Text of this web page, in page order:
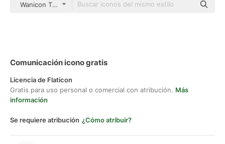
Wanicon Two Tone
Comunicación icono gratis
Licencia de Flaticon
Gratis para uso personal o comercial con atribución. Más
información
Se requiere atribución ¿Cómo atribuir?